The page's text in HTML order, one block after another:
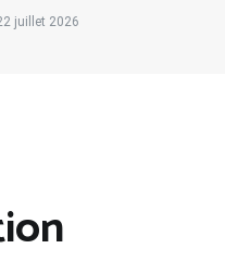
juillet 2026